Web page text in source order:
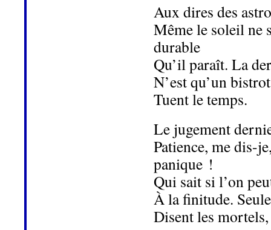
Aux dires des
Même le soleil ne
durable
Qu’il paraît. La
N’est qu’un
Tuent le temps.
Le jugement
Patience, me dis-
panique !
Qui sait si l’on
À la finitude.
Disent les